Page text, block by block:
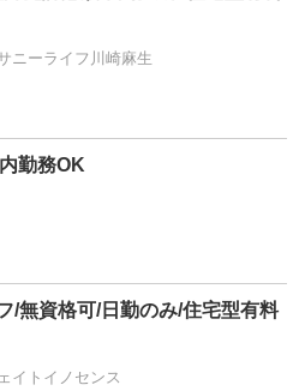
ニーライフ川崎麻生
勤務OK
/無資格可/日勤のみ/住宅型有料
イトイノセンス